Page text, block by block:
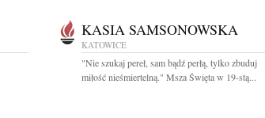
KASIA SAMSONOWSKA
KATOWICE
"Nie szukaj pereł, sam bądź perłą, tylko zbuduj
miłość nieśmiertelną." Msza Święta w 19-stą...